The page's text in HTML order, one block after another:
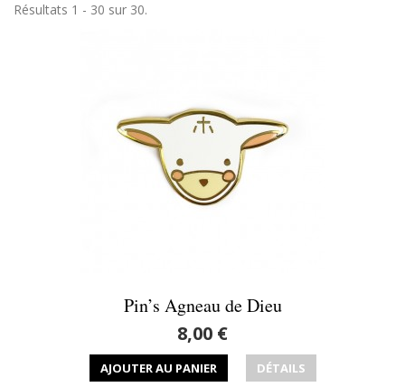
Résultats 1 - 30 sur 30.
Pin’s Agneau de Dieu
8,00 €
AJOUTER AU PANIER DÉTAILS